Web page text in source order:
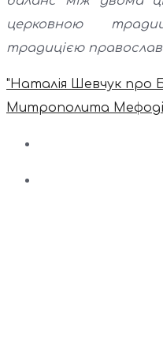
церковною
традицією
"Наталія Шевчук про
Митрополита